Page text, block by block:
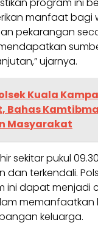
program ini
manfaat bagi
pekarangan
ujarnya.
Kuala
Bahas
Masyarakat
sekitar pukul
terkendali.
ini dapat menjadi
memanfaatkan
keluarga.